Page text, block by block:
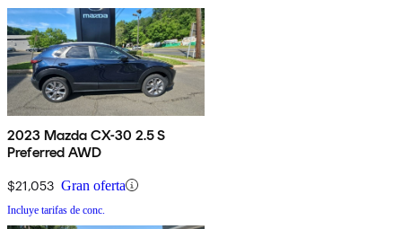
2023 Mazda CX-30 2.5 S
Preferred AWD
$21,053 Gran oferta
Incluye tarifas de conc.